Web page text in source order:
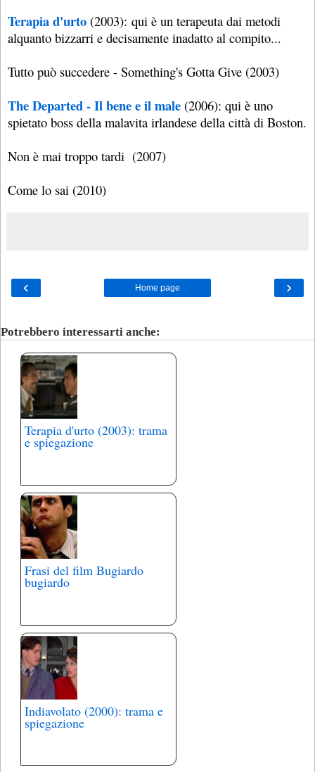
Terapia d'urto (2003): qui è un terapeuta dai metodi
alquanto bizzarri e decisamente inadatto al compito...
Tutto può succedere - Something's Gotta Give (2003)
The Departed - Il bene e il male (2006): qui è uno
spietato boss della malavita irlandese della città di Boston.
Non è mai troppo tardi (2007)
Come lo sai (2010)
‹ ›
Home page
Potrebbero interessarti anche:
Terapia d'urto (2003): trama
e spiegazione
Frasi del film Bugiardo
bugiardo
Indiavolato (2000): trama e
spiegazione